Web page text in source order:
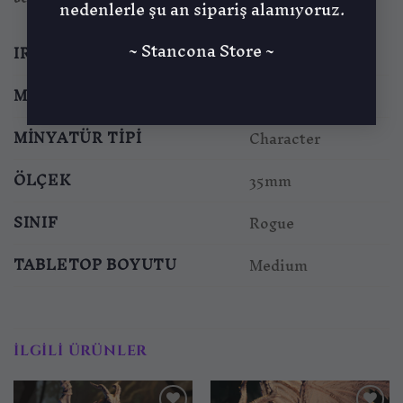
nedenlerle şu an sipariş alamıyoruz.
~ Stancona Store ~
IRK
Monstrosity
MALZEME
MINYATÜR TIPI
Character
ÖLÇEK
35mm
SINIF
Rogue
TABLETOP BOYUTU
Medium
İLGILI ÜRÜNLER